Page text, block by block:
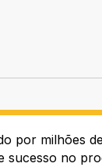
por milhões
no